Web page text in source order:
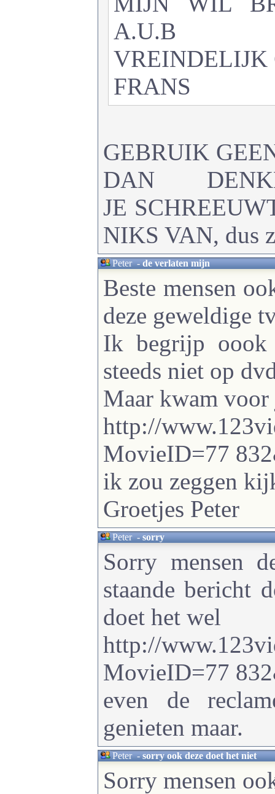
A.U.B
VREINDELIJK
FRANS
GEBRUIK
DAN
JE
NIKS VAN, dus
Peter-de verlaten mijn
Beste mensen
deze geweldige
Ik begrijp
steeds niet op
Maar kwam
http://
MovieID=77
ik zou zeggen
Groetjes Peter
Peter-sorry
Sorry mensen
staande bericht
doet het wel
http://
MovieID=77
even de
genieten maar.
Peter-sorry ook deze doet het niet
Sorry mensen